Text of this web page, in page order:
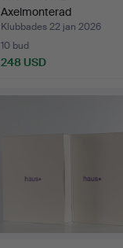
Axelmonterad
Gemsbok/Oryxantilo…
Klubbades 22 jan 2026
10 bud
248 USD